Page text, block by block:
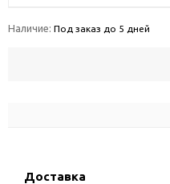
Наличие: Под заказ до 5 дней
Доставка